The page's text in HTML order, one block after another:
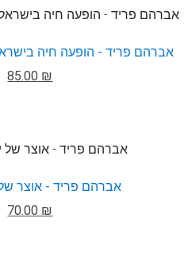
אברהם פריד - הופעה חיה
85.00 ₪
אברהם פריד - אוצר
70.00 ₪